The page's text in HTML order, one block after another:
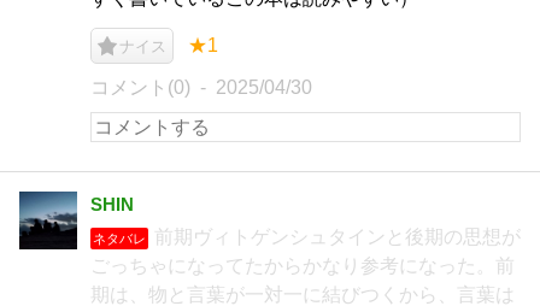
ナイス ★1
コメント(0) 2025/04/30
SHIN
ネタバレ
前期ヴィトゲンシュタインと後期の思想が
ごっちゃになってたからかなり参考になった。前
期は、物と言葉が一対一に結びつくから、言葉は